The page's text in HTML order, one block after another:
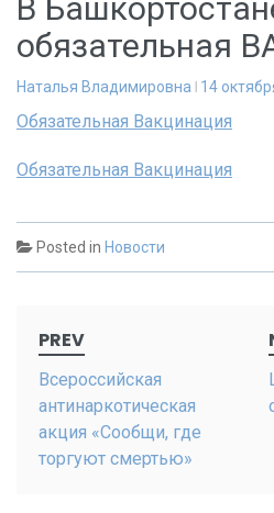
обязательная
Наталья Владимировна 14
Обязательная Вакцинация
Обязательная Вакцинация
Posted in Новости
navigation
PREV
Всероссийская
антинаркотическая
акция «Сообщи, где
торгуют смертью»